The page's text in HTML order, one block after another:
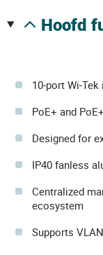
hoofd
10-port Wi-
PoE+ and
Designed for
IP40 fanless
Centralized
ecosystem
Supports